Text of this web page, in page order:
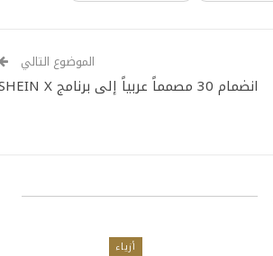
الموضوع التالي
انضمام 30 مصمماً عربياً إلى برنامج SHEIN X
أزياء